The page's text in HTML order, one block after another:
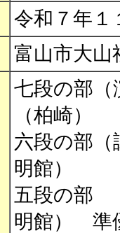
令和７年１
富山市大山
七段の部
（柏崎）
六段の部
明館）
五段の
明館） 準